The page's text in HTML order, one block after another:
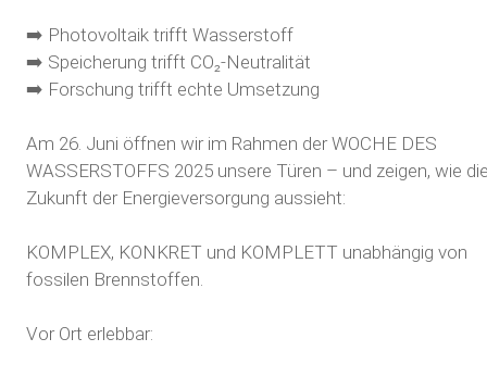
➡️ Photovoltaik trifft Wasserstoff
➡️ Speicherung trifft CO₂-Neutralität
➡️ Forschung trifft echte Umsetzung
Am 26. Juni öffnen wir im Rahmen der WOCHE DES
WASSERSTOFFS 2025 unsere Türen – und zeigen, wie
Zukunft der Energieversorgung aussieht:
KOMPLEX, KONKRET und KOMPLETT unabhängig von
fossilen Brennstoffen.
Vor Ort erlebbar: